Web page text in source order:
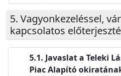
Vagyonkezeléssel,
kapcsolatos
Javaslat a Teleki
Piac Alapító